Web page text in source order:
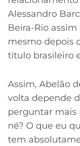
Alessandro
Beira-Rio
mesmo depois
título brasileiro
Assim, Abelão
volta depende
perguntar mais
né? O que eu
tem